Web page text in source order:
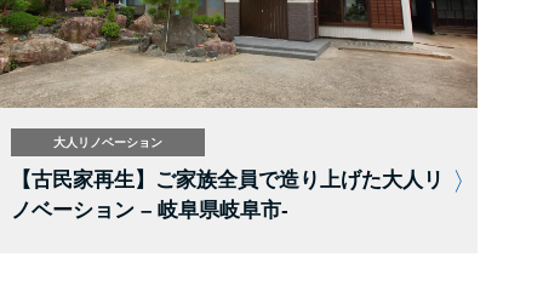
大人リノベーション
【古民家再生】ご家族全員で造り上げた大人リ
ノベーション – 岐阜県岐阜市-